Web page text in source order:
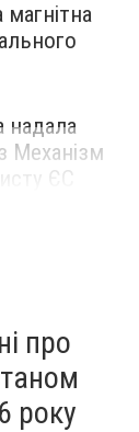
надала
Механізм
ЄС
про
року